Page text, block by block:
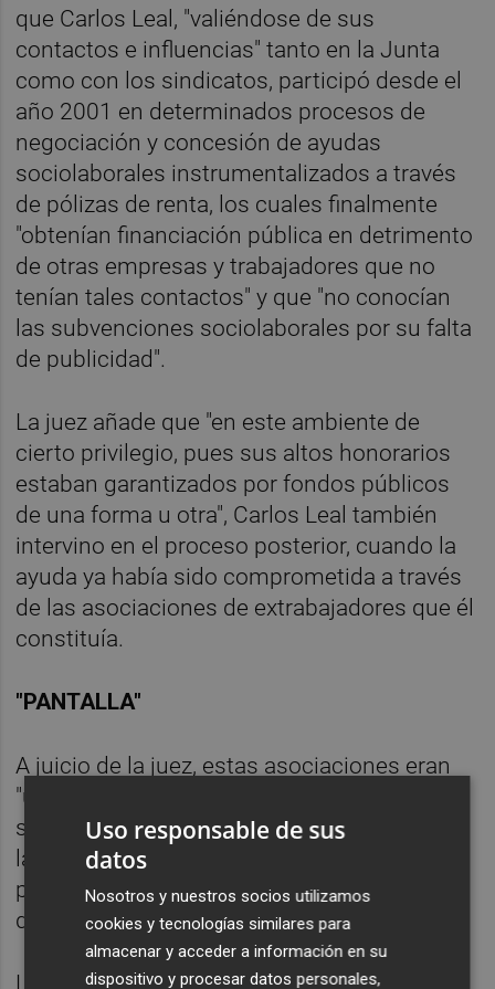
que Carlos Leal, "valiéndose de sus
contactos e influencias" tanto en la Junta
como con los sindicatos, participó desde el
año 2001 en determinados procesos de
negociación y concesión de ayudas
sociolaborales instrumentalizados a través
de pólizas de renta, los cuales finalmente
"obtenían financiación pública en detrimento
de otras empresas y trabajadores que no
tenían tales contactos" y que "no conocían
las subvenciones sociolaborales por su falta
de publicidad".
La juez añade que "en este ambiente de
cierto privilegio, pues sus altos honorarios
estaban garantizados por fondos públicos
de una forma u otra", Carlos Leal también
intervino en el proceso posterior, cuando la
ayuda ya había sido comprometida a través
de las asociaciones de extrabajadores que él
constituía.
"PANTALLA"
A juicio de la juez, estas asociaciones eran
"un invento extremadamente caro" de los
sindicatos y "financiado en buena parte por
la Junta por el mantenimiento de la llamada
paz social ante la multitud de trabajadores
desempleados".
La magistrada subraya que las asociaciones
Uso responsable de sus
datos
Nosotros y nuestros socios utilizamos
cookies y tecnologías similares para
almacenar y acceder a información en su
dispositivo y procesar datos personales,